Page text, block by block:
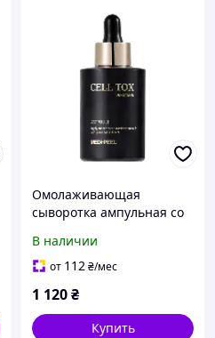
Омолаживающая
сыворотка ампульная со
Medi-Peel Cell Toxing
Dermajours Ampoule
В наличии
от 112₴/мес
1 120₴
Купить